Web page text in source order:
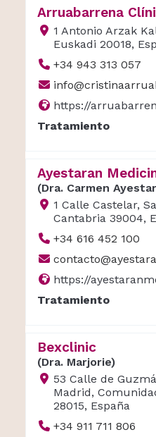
Arruabarrena
1 Antonio Arzak
Euskadi 20018,
+34 943 313 057
https://
Tratamiento
Ayestaran
(Dra. Carmen
1 Calle Castelar,
Cantabria 39004,
+34 616 452 100
https://
Tratamiento
Bexclinic
(Dra. Marjorie)
53 Calle de
Madrid,
28015, España
+34 911 711 806